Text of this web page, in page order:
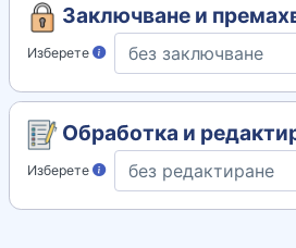
Заключване и
Изберете
Обработка и
Изберете